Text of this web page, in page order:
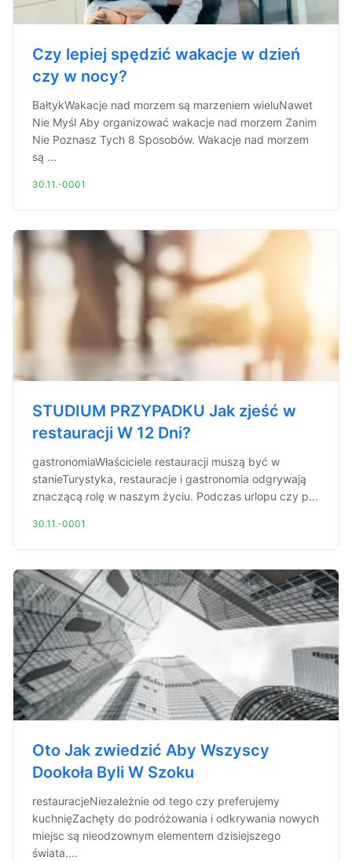
Czy lepiej spędzić wakacje w dzień
czy w nocy?
BałtykWakacje nad morzem są marzeniem wieluNawet
Nie Myśl Aby organizować wakacje nad morzem Zanim
Nie Poznasz Tych 8 Sposobów. Wakacje nad morzem
są ...
30.11.-0001
STUDIUM PRZYPADKU Jak zjeść w
restauracji W 12 Dni?
gastronomiaWłaściciele restauracji muszą być w
stanieTurystyka, restauracje i gastronomia odgrywają
znaczącą rolę w naszym życiu. Podczas urlopu czy p...
30.11.-0001
Oto Jak zwiedzić Aby Wszyscy
Dookoła Byli W Szoku
restauracjeNiezależnie od tego czy preferujemy
kuchnięZachęty do podróżowania i odkrywania nowych
miejsc są nieodzownym elementem dzisiejszego
świata....